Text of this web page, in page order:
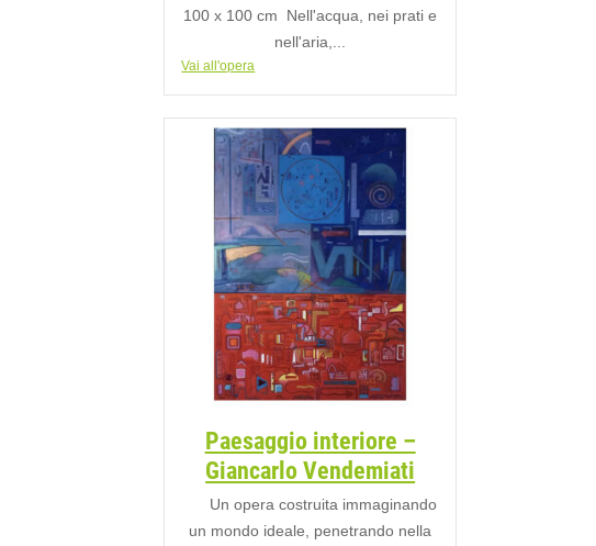
100 x 100 cm Nell'acqua, nei prati e
nell'aria,...
Vai all'opera
Paesaggio interiore –
Giancarlo Vendemiati
Un opera costruita immaginando
un mondo ideale, penetrando nella